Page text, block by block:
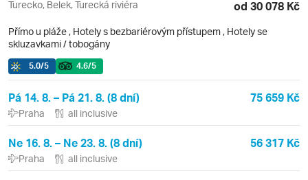
Turecko, Belek, Turecká riviéra od 30 078 Kč
Přímo u pláže , Hotely s bezbariérovým přístupem , Hotely se
skluzavkami / tobogány
5.0/5 4.6/5
Pá 14. 8. – Pá 21. 8. (8 dní) 75 659 Kč
Praha all inclusive
Ne 16. 8. – Ne 23. 8. (8 dní) 56 317 Kč
Praha all inclusive